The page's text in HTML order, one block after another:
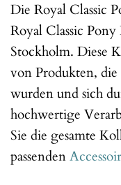
Die Royal Classic
Royal Classic
Stockholm. Diese
von Produkten,
wurden und sich
hochwertige
Sie die gesamte
passenden